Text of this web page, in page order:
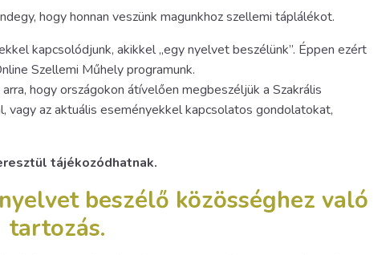
hogy honnan veszünk magunkhoz szellemi táplálékot.
kapcsolódjunk, akikkel „egy nyelvet beszélünk”. Éppen ezért
Szellemi Műhely programunk.
hogy országokon átívelően megbeszéljük a Szakrális
vagy az aktuális eseményekkel kapcsolatos gondolatokat,
tájékozódhatnak.
beszélő közösséghez való
tartozás.